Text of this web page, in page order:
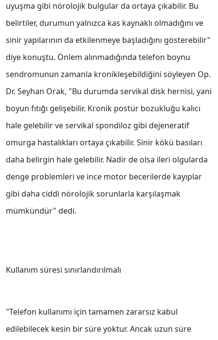
uyuşma gibi nörolojik bulgular da ortaya çıkabilir. Bu
belirtiler, durumun yalnızca kas kaynaklı olmadığını ve
sinir yapılarının da etkilenmeye başladığını gösterebilir"
diye konuştu. Önlem alınmadığında telefon boynu
sendromunun zamanla kronikleşebildiğini söyleyen Op.
Dr. Seyhan Orak, "Bu durumda servikal disk hernisi, yani
boyun fıtığı gelişebilir. Kronik postür bozukluğu kalıcı
hale gelebilir ve servikal spondiloz gibi dejeneratif
omurga hastalıkları ortaya çıkabilir. Sinir kökü basıları
daha belirgin hale gelebilir. Nadir de olsa ileri olgularda
denge problemleri ve ince motor becerilerde kayıplar
gibi daha ciddi nörolojik sorunlarla karşılaşmak
mümkündür" dedi.
Kullanım süresi sınırlandırılmalı
"Telefon kullanımı için tamamen zararsız kabul
edilebilecek kesin bir süre yoktur. Ancak uzun süre